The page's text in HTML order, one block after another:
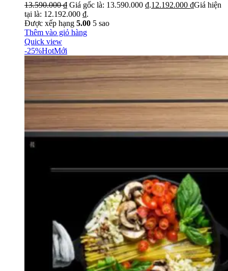
13.590.000₫ Giá gốc là: 13.590.000 ₫.12.192.000 ₫Giá hiện
tại là: 12.192.000 ₫.
Được xếp hạng 5.00 5 sao
Thêm vào giỏ hàng
Quick view
-25%HotMới